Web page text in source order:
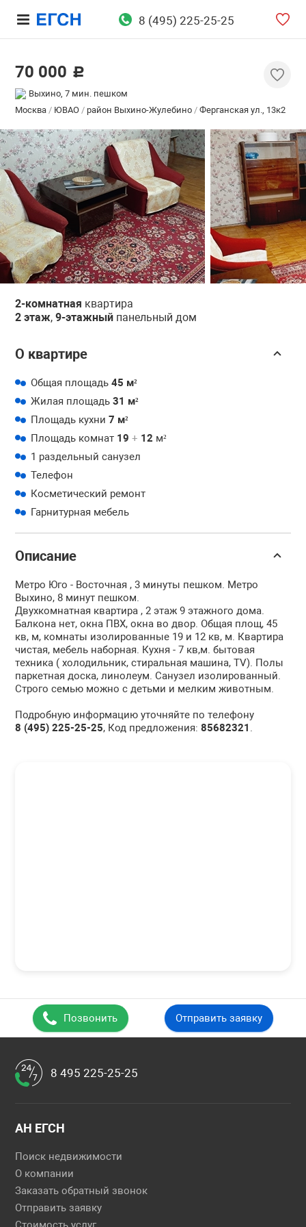
8 (495) 225-25-25
70 000 c
Выхино, 7 мин. пешком
Москва/ ЮВАО/ район Выхино-Жулебино/ Ферганская ул., 13к2
2-комнатная квартира
2 этаж,9-этажный панельный дом
О квартире
Общая площадь45 м²
Жилая площадь31 м²
Площадь кухни7 м²
Площадь комнат 19+ 12 м²
1 раздельный санузел
Телефон
Косметический ремонт
Гарнитурная мебель
Описание
Метро Юго - Восточная , 3 минуты пешком. Метро
Выхино, 8 минут пешком.
Двухкомнатная квартира , 2 этаж 9 этажного дома.
Балкона нет, окна ПВХ, окна во двор. Общая площ, 45
кв, м, комнаты изолированные 19 и 12 кв, м. Квартира
чистая, мебель наборная. Кухня - 7 кв,м. бытовая
техника ( холодильник, стиральная машина, TV). Полы
паркетная доска, линолеум. Санузел изолированный.
Строго семью можно с детьми и мелким животным.
Подробную информацию уточняйте по телефону
8 (495) 225-25-25, Код предложения:85682321 .
Позвонить Отправить заявку
8 495 225-25-25
АН ЕГСН
Поиск недвижимости
О компании
Заказать обратный звонок
Отправить заявку